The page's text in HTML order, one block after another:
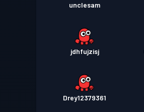
unclesam
jdhfujzisj
Drey12379361